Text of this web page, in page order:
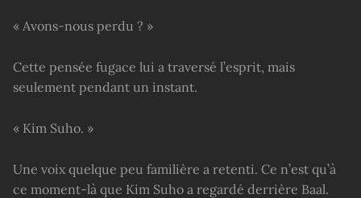
« Avons-nous perdu ? »
Cette pensée fugace lui a traversé l’esprit, mais
seulement pendant un instant.
« Kim Suho. »
Une voix quelque peu familière a retenti. Ce n’est qu’à
ce moment-là que Kim Suho a regardé derrière Baal.